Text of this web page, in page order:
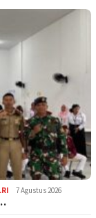
7 Agustus 2026